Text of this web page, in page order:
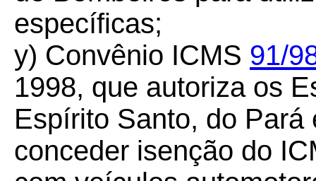
específicas;
y) Convênio ICMS 91/
1998, que autoriza os
Espírito Santo, do
conceder isenção do